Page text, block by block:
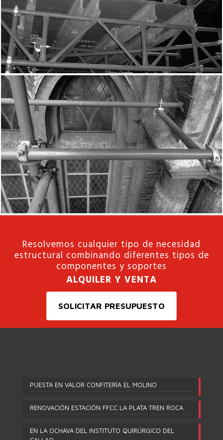
Resolvemos cualquier tipo de necesidad
estructural combinando diferentes tipos de
componentes y soportes
ALQUILER Y VENTA
SOLICITAR PRESUPUESTO
PUESTA EN VALOR CONFITERÍA EL MOLINO
RENOVACIÓN ESTACIÓN FFCC LA PLATA TREN ROCA
EN LA OCHAVA DEL INSTITUTO QUIRÚRGICO DEL